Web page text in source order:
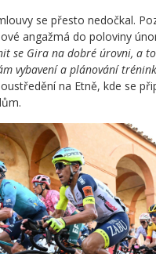
se přesto nedočkal.
angažmá do poloviny
se Gira na dobré úrovni, a
vybavení a plánování
na Etně, kde se